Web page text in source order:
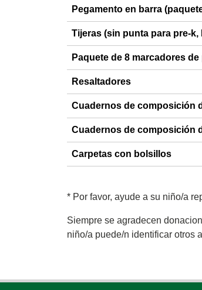
Pegamento en barra
Tijeras (sin punta para pre-
Paquete de 8 marcadores
Resaltadores
Cuadernos de composición
Cuadernos de composición
Carpetas con bolsillos
* Por favor, ayude a su niño/a
Siempre se agradecen
niño/a puede/n identificar otros